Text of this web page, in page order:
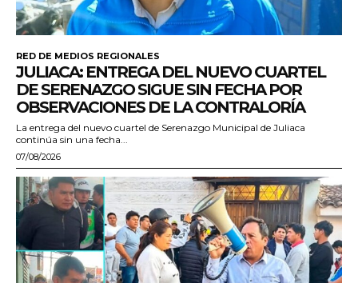
RED DE MEDIOS REGIONALES
JULIACA: ENTREGA DEL NUEVO CUARTEL
DE SERENAZGO SIGUE SIN FECHA POR
OBSERVACIONES DE LA CONTRALORÍA
La entrega del nuevo cuartel de Serenazgo Municipal de Juliaca
continúa sin una fecha...
07/08/2026